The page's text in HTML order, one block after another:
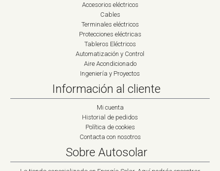
Accesorios eléctricos
Cables
Terminales eléctricos
Protecciones eléctricas
Tableros Eléctricos
Automatización y Control
Aire Acondicionado
Ingeniería y Proyectos
Información al cliente
Mi cuenta
Historial de pedidos
Política de cookies
Contacta con nosotros
Sobre Autosolar